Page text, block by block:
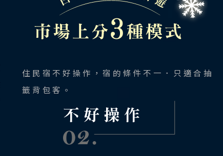
住民宿不好操作，宿的條件不一．只適合抽
籤背包客。
Search
行程日期搜尋